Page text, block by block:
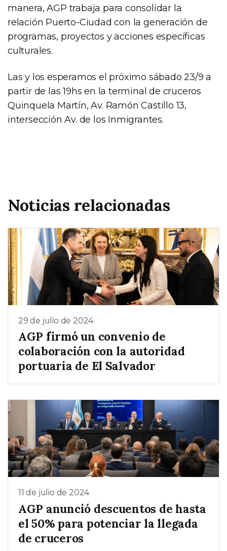
manera, AGP trabaja para consolidar la
relación Puerto-Ciudad con la generación de
programas, proyectos y acciones específicas
culturales.
Las y los esperamos el próximo sábado 23/9 a
partir de las 19hs en la terminal de cruceros
Quinquela Martín, Av. Ramón Castillo 13,
intersección Av. de los Inmigrantes.
Noticias relacionadas
29 de julio de 2024
AGP firmó un convenio de
colaboración con la autoridad
portuaria de El Salvador
11 de julio de 2024
AGP anunció descuentos de hasta
el 50% para potenciar la llegada
de cruceros